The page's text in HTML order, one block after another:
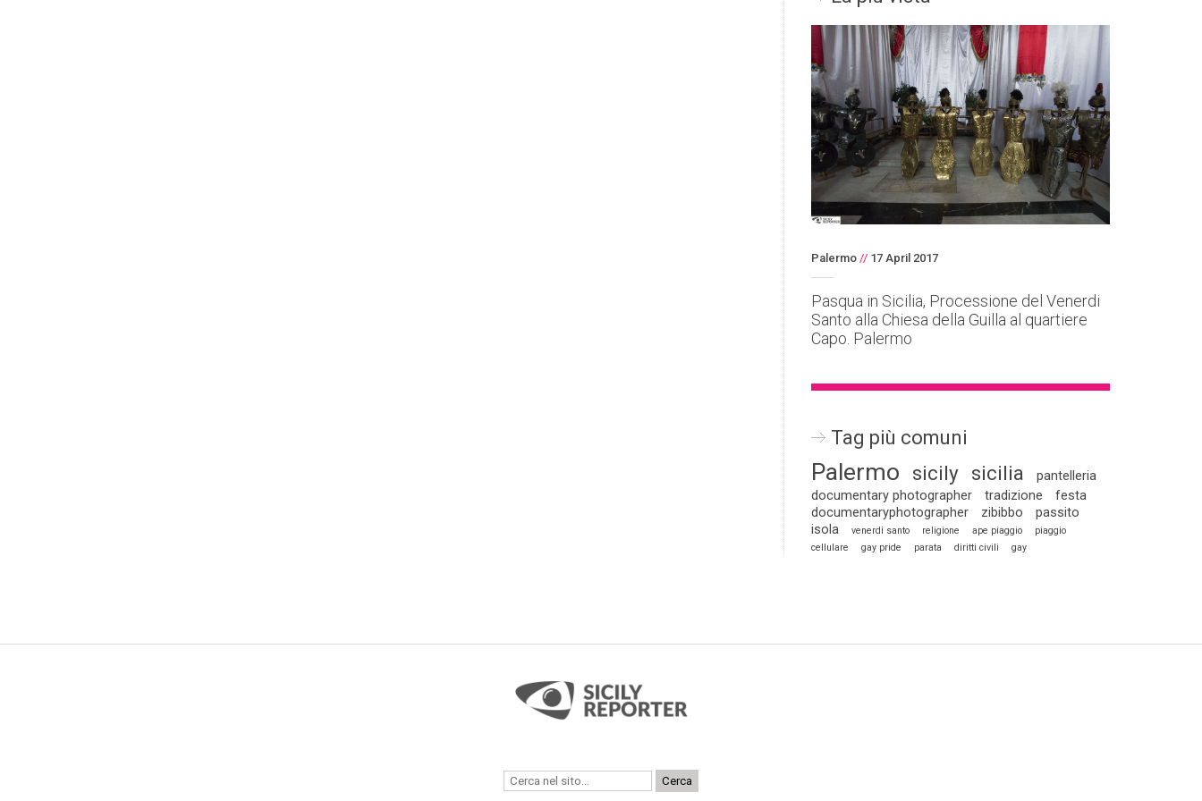
Palermo // 17 April 2017
Pasqua in Sicilia, Processione del Venerdi
Santo alla Chiesa della Guilla al quartiere
Capo. Palermo
Tag più comuni
Palermo sicily sicilia
pantelleria
documentary photographer
tradizione
festa
documentaryphotographer
zibibbo
passito
isola
venerdi santo religione ape piaggio
piaggio
cellulare
gay pride parata diritti civili gay